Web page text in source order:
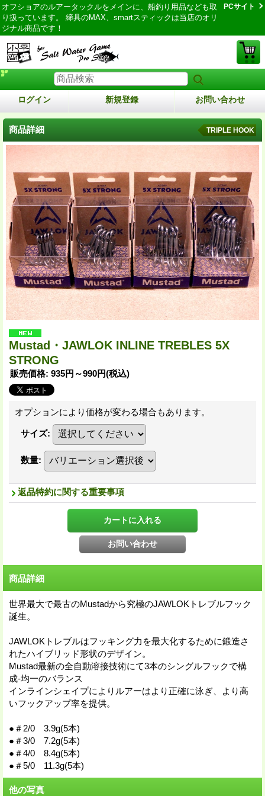
オフショアのルアータックルをメインに、船釣り用品なども取
り扱っています。 締具のMAX、smartスティックは当店のオリ
ジナル商品です！
PCサイト
ログイン 新規登録 お問い合わせ
商品詳細 TRIPLE HOOK
Mustad・JAWLOK INLINE TREBLES 5X
STRONG
販売価格: 935円～990円(税込)
オプションにより価格が変わる場合もあります。
サイズ:
数量:
返品特約に関する重要事項
商品詳細
世界最大で最古のMustadから究極のJAWLOKトレブルフック
誕生。
JAWLOKトレブルはフッキング力を最大化するために鍛造さ
れたハイブリッド形状のデザイン。
Mustad最新の全自動溶接技術にて3本のシングルフックで構
成-均一のバランス
インラインシェイプによりルアーはより正確に泳ぎ、より高
いフックアップ率を提供。
●＃2/0 3.9g(5本)
●＃3/0 7.2g(5本)
●＃4/0 8.4g(5本)
●＃5/0 11.3g(5本)
他の写真